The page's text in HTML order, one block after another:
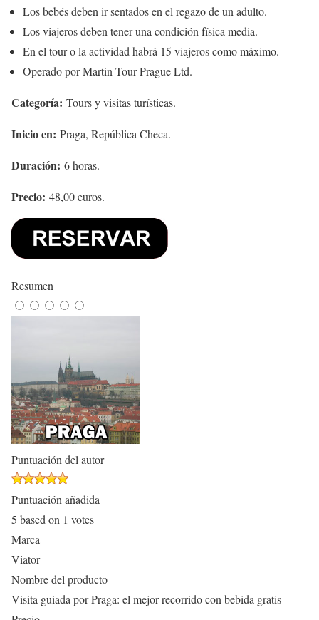
Los bebés deben ir sentados en el regazo de un adulto.
Los viajeros deben tener una condición física media.
En el tour o la actividad habrá 15 viajeros como máximo.
Operado por Martin Tour Prague Ltd.
Categoría: Tours y visitas turísticas.
Inicio en: Praga, República Checa.
Duración: 6 horas.
Precio: 48,00 euros.
Resumen
Puntuación del autor
Puntuación añadida
5 based on 1 votes
Marca
Viator
Nombre del producto
Visita guiada por Praga: el mejor recorrido con bebida gratis